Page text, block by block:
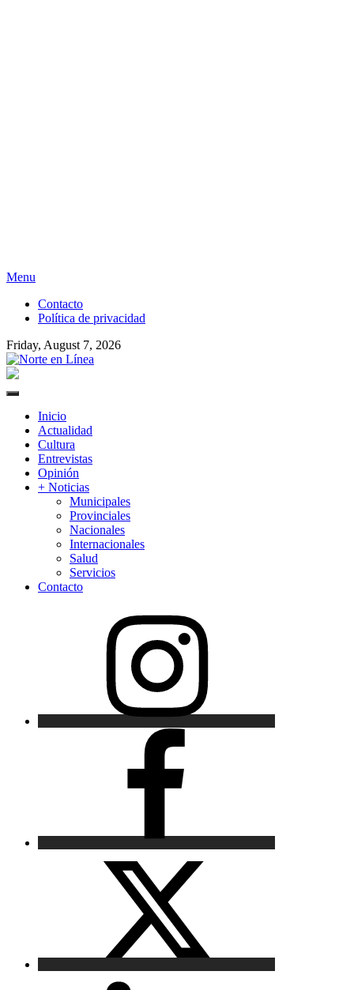
Skip
content
Menu
Contacto
Política de privacidad
Friday, August 7, 2026
Primary
Inicio
Actualidad
Cultura
Entrevistas
Opinión
+ Noticias
Municipales
Provinciales
Nacionales
Internacionales
Salud
Servicios
Contacto